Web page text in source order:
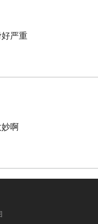
严重
啊